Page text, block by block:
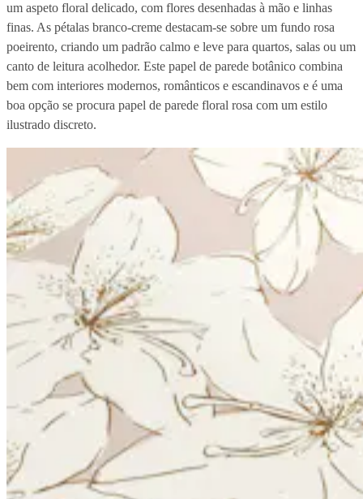
um aspeto floral delicado, com flores desenhadas à mão e linhas
finas. As pétalas branco-creme destacam-se sobre um fundo rosa
poeirento, criando um padrão calmo e leve para quartos, salas ou um
canto de leitura acolhedor. Este papel de parede botânico combina
bem com interiores modernos, românticos e escandinavos e é uma
boa opção se procura papel de parede floral rosa com um estilo
ilustrado discreto.